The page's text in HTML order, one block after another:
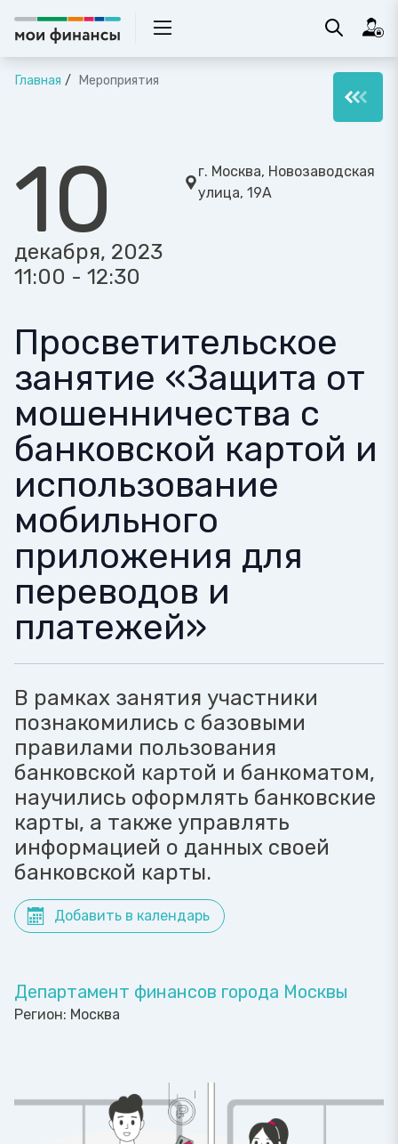
Главная Мероприятия
10
декабря, 2023
11:00 - 12:30
г. Москва, Новозаводская
улица, 19А
Просветительское
занятие «Защита от
мошенничества с
банковской картой и
использование
мобильного
приложения для
переводов и
платежей»
В рамках занятия участники
познакомились с базовыми
правилами пользования
банковской картой и банкоматом,
научились оформлять банковские
карты, а также управлять
информацией о данных своей
банковской карты.
Добавить в календарь
Департамент финансов города Москвы
Регион: Москва